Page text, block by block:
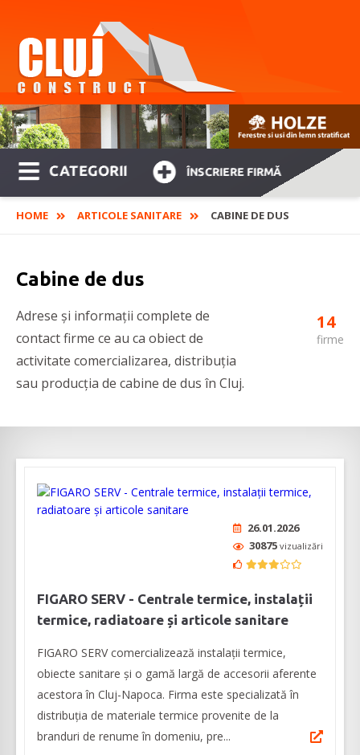
CATEGORII ÎNSCRIERE FIRMĂ
HOME ARTICOLE SANITARE CABINE DE DUS
Cabine de dus
Adrese și informații complete de
contact firme ce au ca obiect de
activitate comercializarea, distribuția
sau producția de cabine de dus în Cluj.
14
firme
26.01.2026
30875 vizualizări
FIGARO SERV - Centrale termice, instalații
termice, radiatoare și articole sanitare
FIGARO SERV comercializează instalații termice,
obiecte sanitare și o gamă largă de accesorii aferente
acestora în Cluj-Napoca. Firma este specializată în
distribuția de materiale termice provenite de la
branduri de renume în domeniu, pre...